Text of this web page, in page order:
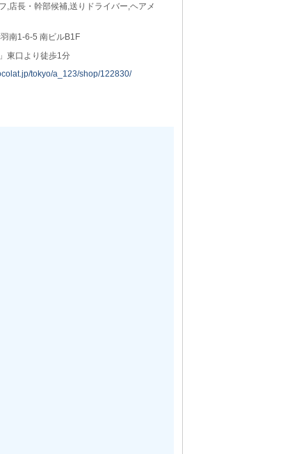
,店長・幹部候補,送りドライバー,ヘアメ
南1-6-5 南ビルB1F
東口より徒歩1分
tokyo/a_123/shop/122830/